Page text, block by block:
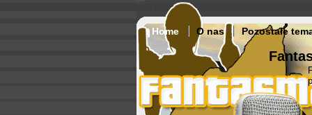
Home O nas Pozostałe